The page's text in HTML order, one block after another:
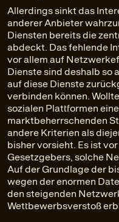
Allerdings sinkt das
anderer Anbieter
Diensten bereits die
abdeckt. Das fehlende
vor allem auf
Dienste sind deshalb so
auf diese Dienste
verbinden können.
sozialen Plattformen
marktbeherrschenden
andere Kriterien als
bisher vorsieht. Es ist
Gesetzgebers, solche
Auf der Grundlage der
wegen der enormen
den steigenden
Wettbewerbsverstoß